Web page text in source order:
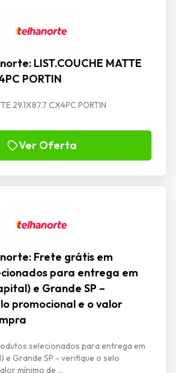
LIST.COUCHE MATTE
PORTIN
29.1X87.7 CX4PC PORTIN
Ver Oferta
Frete grátis em
para entrega em
e Grande SP –
promocional e o valor
selecionados para entrega em
e Grande SP - verifique o selo
mínimo de ...